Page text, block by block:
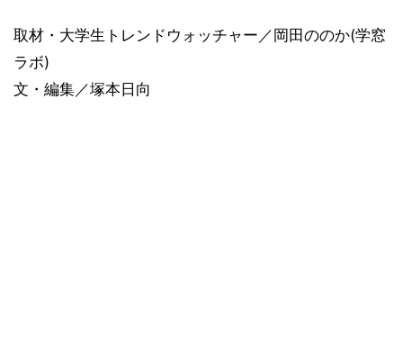
取材・大学生トレンドウォッチャー／岡田ののか(学窓
ラボ)
文・編集／塚本日向